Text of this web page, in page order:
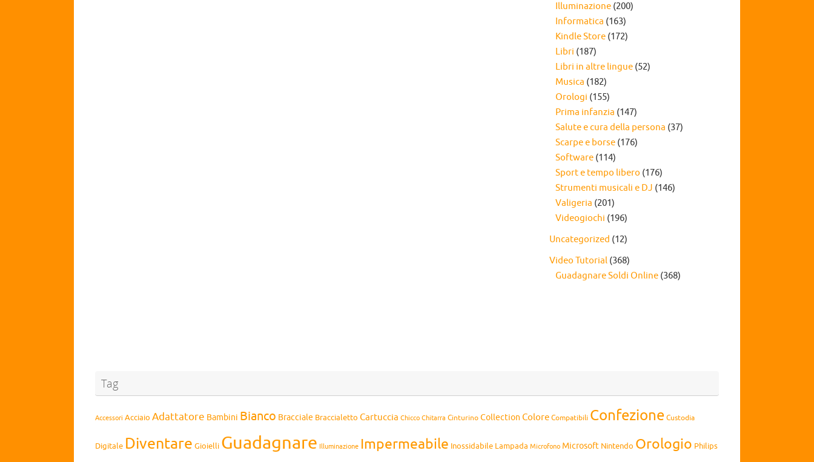
Illuminazione (200)
Informatica (163)
Kindle Store (172)
Libri (187)
Libri in altre lingue (52)
Musica (182)
Orologi (155)
Prima infanzia (147)
Salute e cura della persona (37)
Scarpe e borse (176)
Software (114)
Sport e tempo libero (176)
Strumenti musicali e DJ (146)
Valigeria (201)
Videogiochi (196)
Uncategorized (12)
Video Tutorial (368)
Guadagnare Soldi Online (368)
Tag
Accessori Acciaio Adattatore Bambini Bianco Bracciale Braccialetto Cartuccia Chicco Chitarra Cinturino Collection ColoreCompatibili Confezione Custodia
Digitale Diventare Gioielli Guadagnare Illuminazione Impermeabile Inossidabile Lampada Microfono Microsoft Nintendo Orologio Philips